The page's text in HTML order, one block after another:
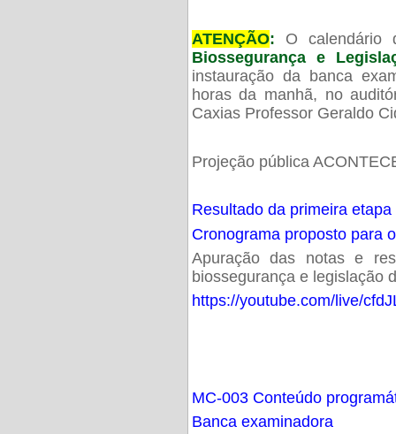
ATENÇÃO: O calendário
Biossegurança e
instauração da banca
horas da manhã, no
Caxias Professor Geraldo
Projeção pública
Resultado da primeira
Cronograma proposto para
Apuração das notas e
biossegurança e legislação
https://youtube.com/live/
MC-003 Conteúdo
Banca examinadora